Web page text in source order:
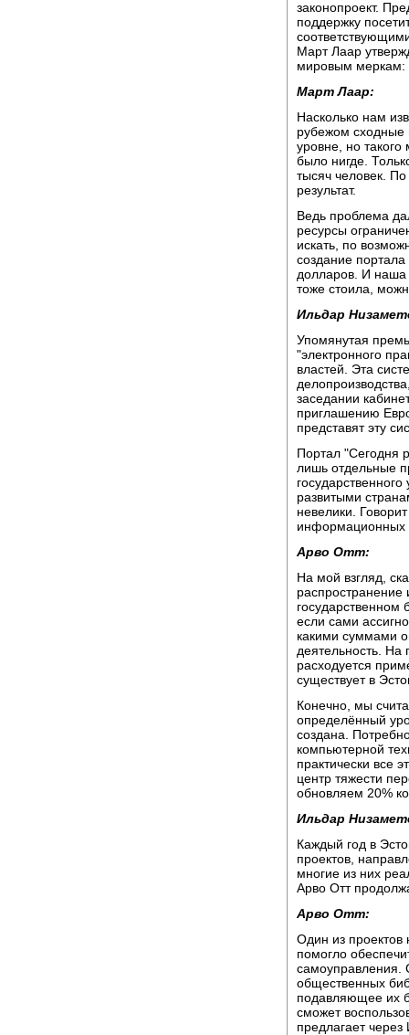
законопроект.
поддержку
Март Лаар
мировым меркам:
Март Лаар:
Насколько нам
рубежом сходные
уровне, но
было нигде.
тысяч человек.
результат.
Ведь проблема
ресурсы
искать, по
создание
долларов. И наша
тоже стоила,
Ильдар
Упомянутая
"электронного
властей. Эта
заседании
приглашению
представят эту
Портал "Сегодня
лишь отдельные
развитыми
невелики.
информационных
Арво Отт:
На мой взгляд,
государственном
если сами
какими суммами
деятельность.
расходуется
существует в
Конечно, мы
определённый
создана.
компьютерной
практически все
центр тяжести
обновляем 20%
Ильдар
Каждый год в
проектов,
многие из них
Арво Отт
Арво Отт:
Один из проектов
помогло
самоуправления.
общественных
подавляющее их
сможет
предлагает через